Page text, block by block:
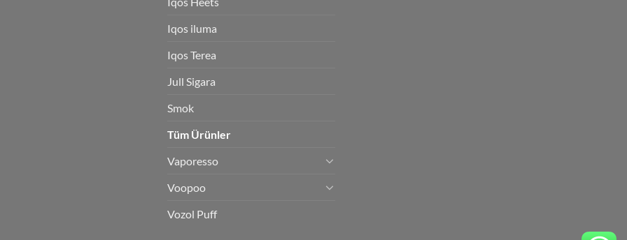
Iqos iluma
Iqos Terea
Jull Sigara
Smok
Tüm Ürünler
Vaporesso
Voopoo
Vozol Puff